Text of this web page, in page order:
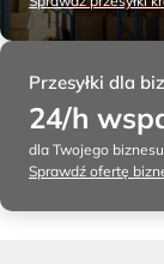
Przesyłki dla
24/h
dla Twojego biznesu
Sprawdź ofertę